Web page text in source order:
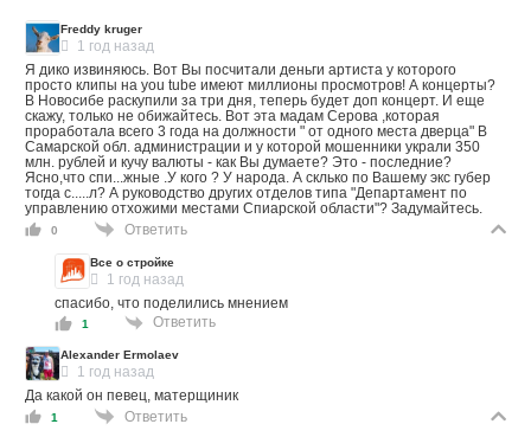
Freddy kruger
1 год назад
Я дико извиняюсь. Вот Вы посчитали деньги артиста у которого
просто клипы на you tube имеют миллионы просмотров! А концерты?
В Новосибе раскупили за три дня, теперь будет доп концерт. И еще
скажу, только не обижайтесь. Вот эта мадам Серова ,которая
проработала всего 3 года на должности " от одного места дверца" В
Самарской обл. администрации и у которой мошенники украли 350
млн. рублей и кучу валюты - как Вы думаете? Это - последние?
Ясно,что спи...жные .У кого ? У народа. А склько по Вашему экс губер
тогда с.....л? А руководство других отделов типа "Департамент по
управлению отхожими местами Спиарской области"? Задумайтесь.
0 Ответить
Все о стройке
1 год назад
спасибо, что поделились мнением
1 Ответить
Alexander Ermolaev
1 год назад
Да какой он певец, матерщиник
1 Ответить